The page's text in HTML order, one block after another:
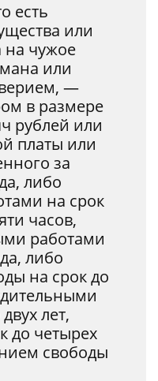
есть
или
на чужое
или
—
в размере
рублей или
платы или
за
либо
на срок
часов,
работами
либо
на срок до
лет,
до четырех
свободы